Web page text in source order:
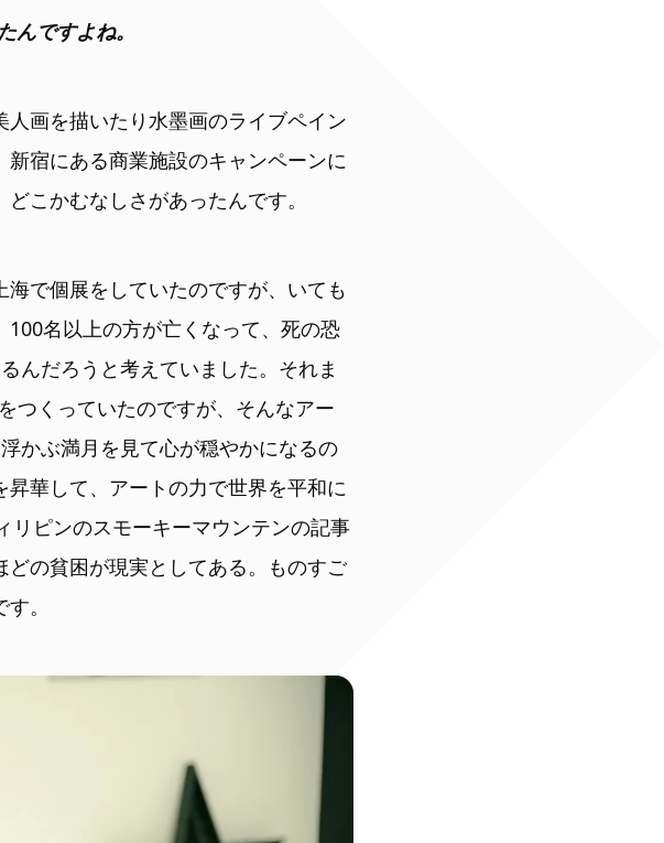
んですよね。
画を描いたり水墨画のライブペイン
宿にある商業施設のキャンペーンに
こかむなしさがあったんです。
で個展をしていたのですが、いても
名以上の方が亡くなって、死の恐
んだろうと考えていました。それま
つくっていたのですが、そんなアー
かぶ満月を見て心が穏やかになるの
華して、アートの力で世界を平和に
リピンのスモーキーマウンテンの記事
の貧困が現実としてある。ものすご
。